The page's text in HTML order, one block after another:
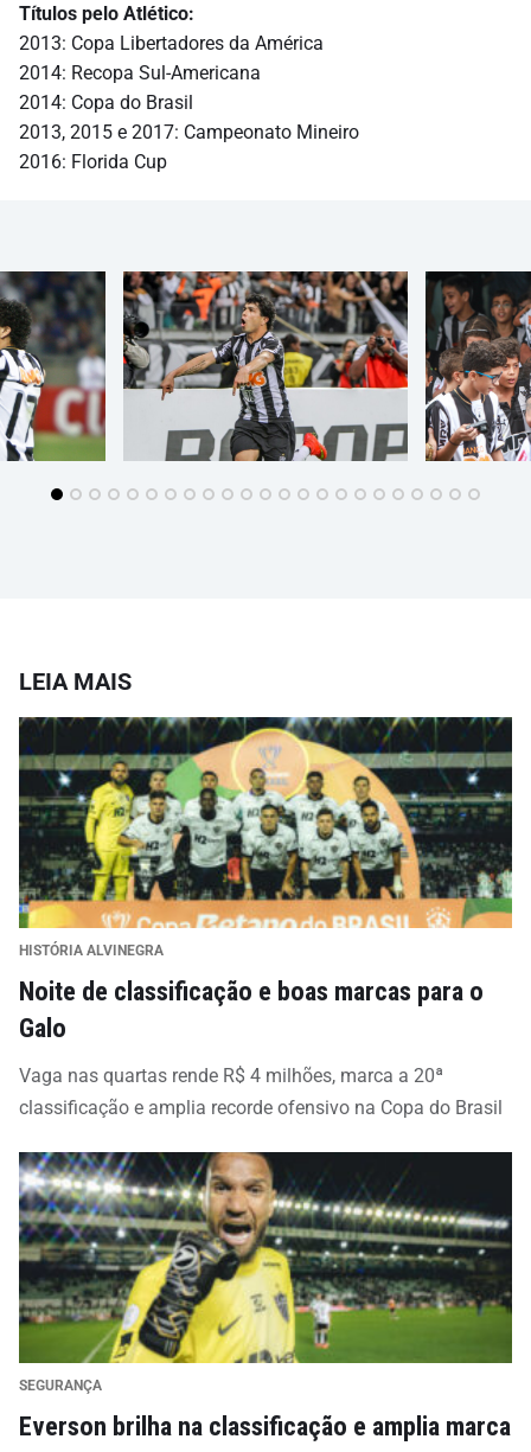
Títulos pelo Atlético:
2013: Copa Libertadores da América
2014: Recopa Sul-Americana
2014: Copa do Brasil
2013, 2015 e 2017: Campeonato Mineiro
2016: Florida Cup
LEIA MAIS
HISTÓRIA ALVINEGRA
Noite de classificação e boas marcas para o
Galo
Vaga nas quartas rende R$ 4 milhões, marca a 20ª
classificação e amplia recorde ofensivo na Copa do Brasil
SEGURANÇA
Everson brilha na classificação e amplia marca